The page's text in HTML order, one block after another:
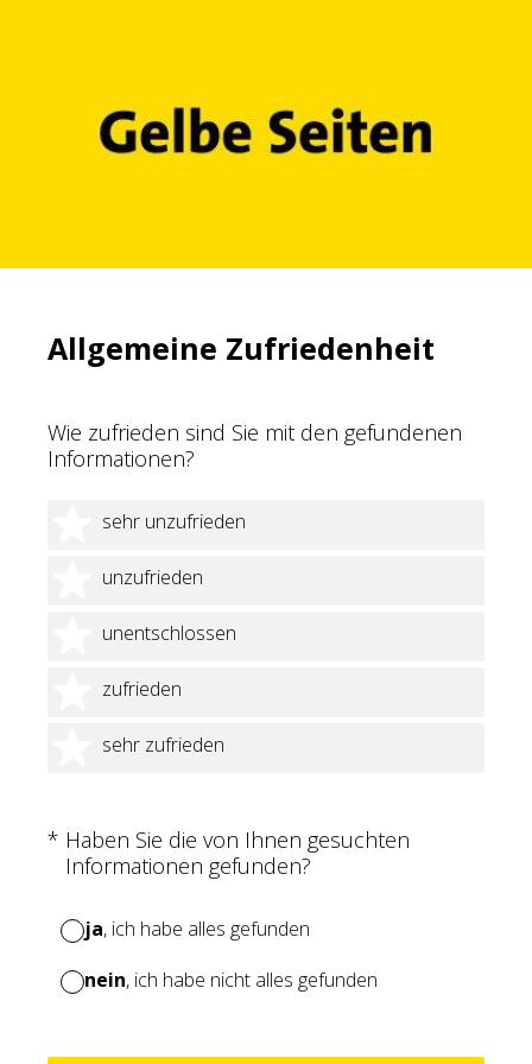
Allgemeine Zufriedenheit
Wie zufrieden sind Sie mit den gefundenen
Informationen?
sehr unzufrieden
1 Stern
unzufrieden
2 Sterne
unentschlossen
3 Sterne
zufrieden
4 Sterne
sehr zufrieden
5 Sterne
* Haben Sie die von Ihnen gesuchten
Informationen gefunden?
(Erforderlich.)
ja, ich habe alles gefunden
nein, ich habe nicht alles gefunden